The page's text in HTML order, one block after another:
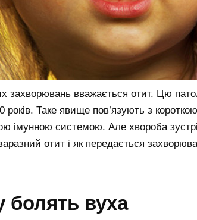
захворювань вважається отит. Цю
років. Таке явище пов’язують з
імунною системою. Але хвороба
отит і як передається
болять вуха